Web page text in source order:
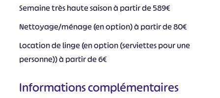
Semaine très haute saison à partir de 589€
Nettoyage/ménage (en option) à partir de 80€
Location de linge (en option (serviettes pour une
personne)) à partir de 6€
Informations complémentaires